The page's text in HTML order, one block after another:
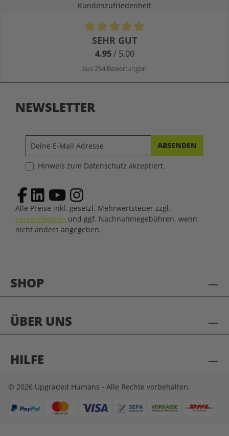
Kundenzufriedenheit
Durchschnittliche Bewertung von 4.9 von 5 Sternen
SEHR GUT
4.95/ 5.00
aus 254 Bewertungen
SHOP
ÜBER UNS
HILFE
NEWSLETTER
ABSENDEN
Hinweis zum Datenschutz akzeptiert.
Alle Preise inkl. gesetzl. Mehrwertsteuer zzgl.
Versandkosten und ggf. Nachnahmegebühren, wenn
nicht anders angegeben.
© 2026 Upgraded Humans - Alle Rechte vorbehalten.